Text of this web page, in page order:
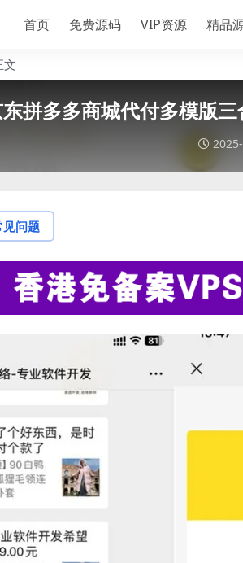
首页 免费源码 VIP资源 精品
文
拼多多商城代付多模版
见问题